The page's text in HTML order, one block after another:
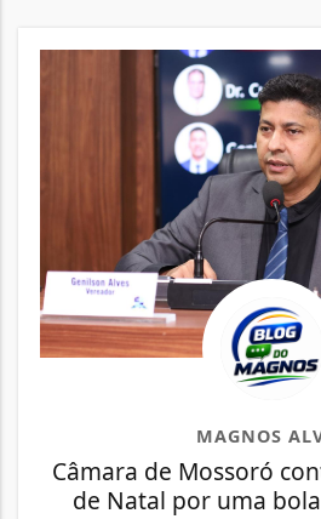
MAGNOS
Câmara de Mossoró
de Natal por uma